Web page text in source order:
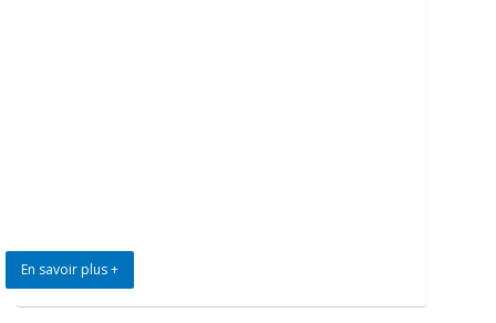
En savoir plus +